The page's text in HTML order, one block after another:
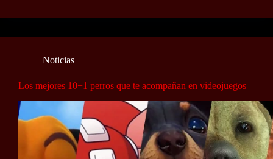
Noticias
Los mejores 10+1 perros que te acompañan en videojuegos